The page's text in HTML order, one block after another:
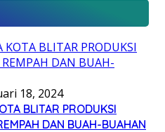
18, 2024
BLITAR PRODUKSI
DAN BUAH-BUAHAN